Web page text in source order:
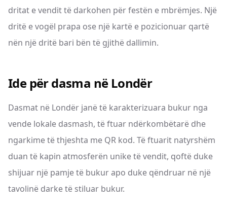
dritat e vendit të darkohen për festën e mbrëmjes. Një
dritë e vogël prapa ose një kartë e pozicionuar qartë
nën një dritë bari bën të gjithë dallimin.
Ide për dasma në Londër
Dasmat në Londër janë të karakterizuara bukur nga
vende lokale dasmash, të ftuar ndërkombëtarë dhe
ngarkime të thjeshta me QR kod. Të ftuarit natyrshëm
duan të kapin atmosferën unike të vendit, qoftë duke
shijuar një pamje të bukur apo duke qëndruar në një
tavolinë darke të stiluar bukur.